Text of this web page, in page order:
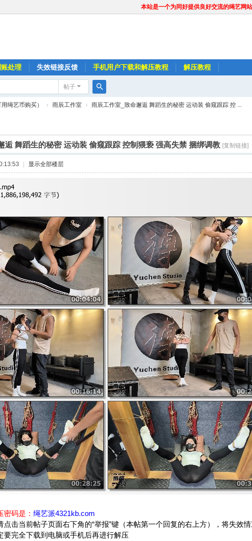
本站是一个为同好提供良好交流的绳艺网
处理 失效链接反馈 手机用户下载和解压教程 解压教程
帖子
搜
绳艺币购买） › 雨辰工作室 › 雨辰工作室_致命邂逅 舞蹈生的秘密 运动装 偷窥跟踪 控 ...
逅 舞蹈生的秘密 运动装 偷窥跟踪 控制猥亵 强高失禁 捆绑调教 [复制链接]
显示全部楼层
码是： 绳艺派4321kb.com
点击当前帖子页面右下角的“举报”键（本帖第一个回复的右上方），将失效
要完全下载到电脑或手机后再进行解压